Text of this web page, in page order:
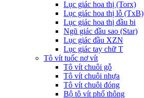
Lục giác hoa thị (Torx)
Lục giác hoa thị lỗ (TxB)
Lục giác hoa thị đầu bi
Ngũ giác đầu sao (Star)
Lục giác đầu XZN
Lục giác tay chữ T
Tô vít tuốc nơ vít
Tô vít chuôi gỗ
Tô vít chuôi nhựa
Tô vít chuôi đóng
Bộ tô vít phổ thông